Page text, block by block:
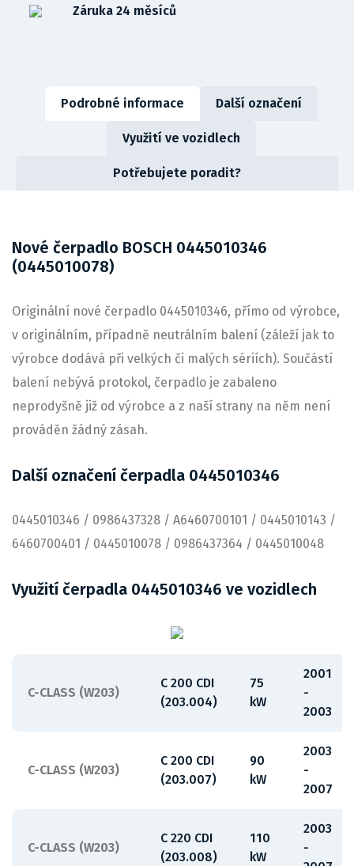
Záruka 24 měsíců
Podrobné informace Další označení
Využití ve vozidlech
Potřebujete poradit?
Nové čerpadlo BOSCH 0445010346
(0445010078)
Originální nové čerpadlo 0445010346, přímo od výrobce,
v originálním, případně neutrálním balení (záleží jak to
výrobce dodává při velkých či malých sériích). Součástí
balení nebývá protokol, čerpadlo je zabaleno
neprodyšně již od výrobce a z naší strany na něm není
prováděn žádný zásah.
Další označení čerpadla 0445010346
0445010346 / 0986437328 / A6460700101 / 0445010143 /
6460700401 / 0445010078 / 0986437364 / 0445010048
Využití čerpadla 0445010346 ve vozidlech
C-CLASS (W203)
C 200 CDI
(203.004)
75
kW
2001
-
2003
C-CLASS (W203)
C 200 CDI
(203.007)
90
kW
2003
-
2007
C-CLASS (W203)
C 220 CDI
(203.008)
110
kW
2003
-